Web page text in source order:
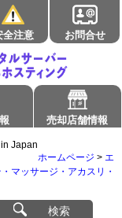
全注意 お問合せ
売却店舗情報
Japan
ホームページ > エ
マッサージ・アカスリ・
検索